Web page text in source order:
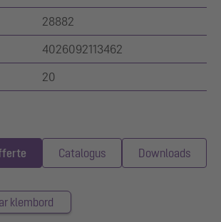
28882
4026092113462
20
Catalogus Downloads
klembord